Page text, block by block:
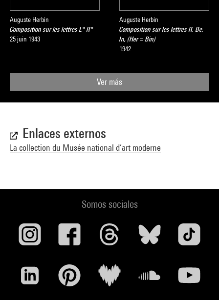
Auguste Herbin
Composition sur les lettres L" R"
25 juin 1943
Auguste Herbin
Composition sur les lettres R, Be,
In, (Her = Bin)
1942
Ver más
Enlaces externos
La collection du Musée national d’art moderne
Somos sociales